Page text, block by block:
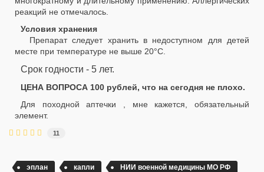
реакций не отмечалось.
Условия хранения
Препарат следует хранить в недоступном для детей
месте при температуре не выше 20°С.
Срок годности - 5 лет.
ЦЕНА ВОПРОСА 100 рублей, что на сегодня не плохо.
Для походной аптечки , мне кажется, обязательный
элемент.
11
эплан капли
НИИ военной медицины МО РФ